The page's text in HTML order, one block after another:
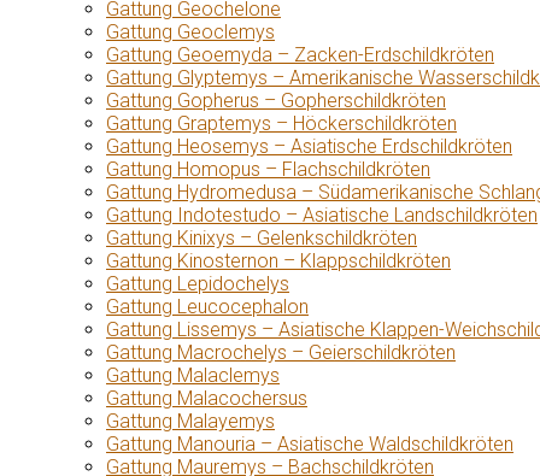
Gattung Geochelone
Gattung Geoclemys
Gattung Geoemyda – Zacken-Erdschildkröten
Gattung Glyptemys – Amerikanische
Gattung Gopherus – Gopherschildkröten
Gattung Graptemys – Höckerschildkröten
Gattung Heosemys – Asiatische Erdschildkröten
Gattung Homopus – Flachschildkröten
Gattung Hydromedusa – Südamerikanische
Gattung Indotestudo – Asiatische Landschildkröten
Gattung Kinixys – Gelenkschildkröten
Gattung Kinosternon – Klappschildkröten
Gattung Lepidochelys
Gattung Leucocephalon
Gattung Lissemys – Asiatische Klappen-
Gattung Macrochelys – Geierschildkröten
Gattung Malaclemys
Gattung Malacochersus
Gattung Malayemys
Gattung Manouria – Asiatische Waldschildkröten
Gattung Mauremys – Bachschildkröten